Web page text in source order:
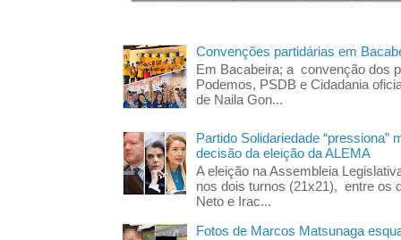
Convenções partidárias em
Em Bacabeira; a convenção dos
Podemos, PSDB e Cidadania
de Naila Gon...
Partido Solidariedade “pressiona”
decisão da eleição da ALEMA
A eleição na Assembleia
nos dois turnos (21x21), entre os
Neto e Irac...
Fotos de Marcos Matsunaga